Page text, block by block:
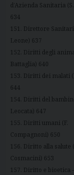
d’Azienda Sanitaria
634
151. Direttore
Leone) 637
152. Diritti degli
Battaglia) 640
153. Diritti dei malati
644
154. Diritti del
Leocata) 647
155. Diritti umani (F.
Compagnoni) 650
156. Diritto alla salute
Cosmacini) 653
157. Diritto e bioetica –